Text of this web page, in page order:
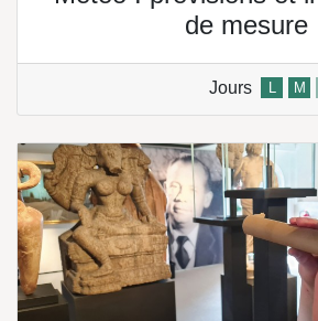
de mesure
Jours L M